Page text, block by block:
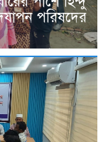
পরিষদের